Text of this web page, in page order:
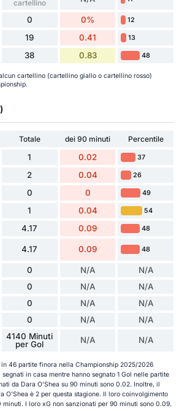
cartellino
0 0% 12
19 0.41 13
38 0.83 48
cartellino (cartellino giallo o cartellino rosso)
Totale dei 90 minuti
Percentile
1 0.02 37
2 0.04 26
0 0 49
1 0.04 54
4.17 0.09 48
4.17 0.09 48
0 N/A N/A
0 N/A N/A
0 N/A N/A
0 N/A N/A
4140 Minuti
per Gol
N/A N/A
in 46 partite finora nella Championship 2025/2026
in casa mentre hanno segnato 1 Gol nelle partite
da Dara O'Shea su 90 minuti sono 0.02. Inoltre, il
O'Shea è 2 per questa stagione. Il loro coinvolgimento
I loro xG non sanzionati per 90 minuti sono 0.09.